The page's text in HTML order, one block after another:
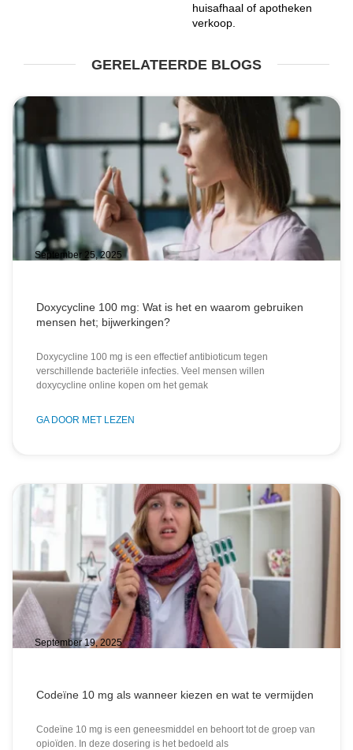
huisafhaal of apotheken
verkoop.
GERELATEERDE BLOGS
Doxycycline 100 mg: Wat is het en waarom gebruiken
mensen het; bijwerkingen?
Doxycycline 100 mg is een effectief antibioticum tegen
verschillende bacteriële infecties. Veel mensen willen
doxycycline online kopen om het gemak
GA DOOR MET LEZEN
September 25, 2025
Codeïne 10 mg als wanneer kiezen en wat te vermijden
Codeïne 10 mg is een geneesmiddel en behoort tot de groep van
opioïden. In deze dosering is het bedoeld als
September 19, 2025